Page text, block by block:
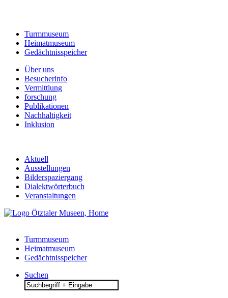
Turmmuseum
Heimatmuseum
Gedächtnisspeicher
Über uns
Besucherinfo
Vermittlung
forschung
Publikationen
Nachhaltigkeit
Inklusion
Aktuell
Ausstellungen
Bilderspaziergang
Dialektwörterbuch
Veranstaltungen
Turmmuseum
Heimatmuseum
Gedächtnisspeicher
Suchen
Search
for: